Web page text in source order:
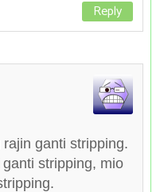
Reply
ganti stripping.
stripping, mio